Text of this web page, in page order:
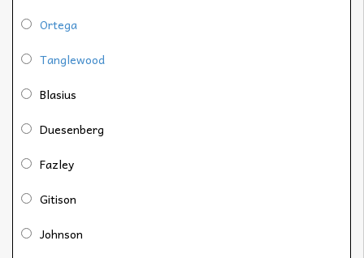
Ortega
Tanglewood
Blasius
Duesenberg
Fazley
Gitison
Johnson